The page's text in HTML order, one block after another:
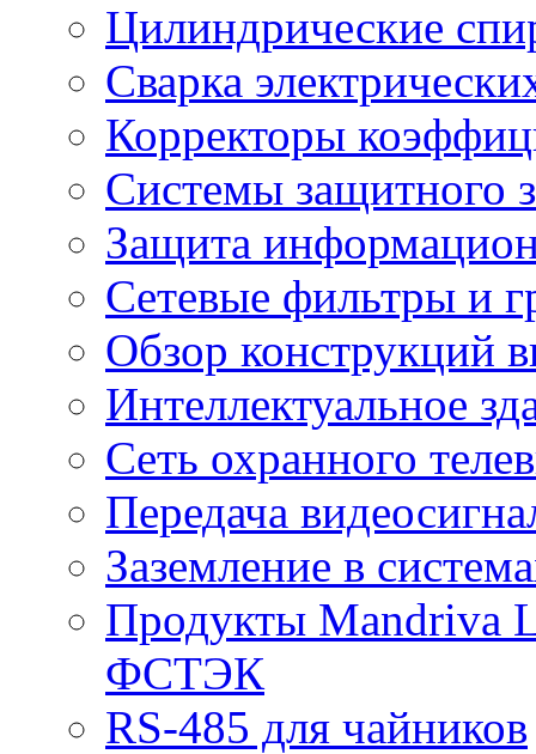
Цилиндрические
Сварка
Корректоры
Системы защитного
Защита
Сетевые фильтры и
Обзор конструкций
Интеллектуальное
Cеть охранного
Передача
Заземление в
Продукты Mandriva
ФСТЭК
RS-485 для чайников